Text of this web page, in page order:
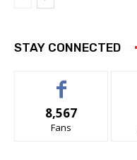
STAY CONNECTED
8,567
Fans